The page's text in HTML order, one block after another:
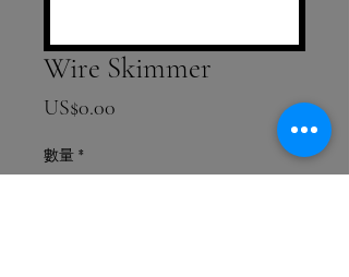
Wire Skimmer
US$0.00
數量*